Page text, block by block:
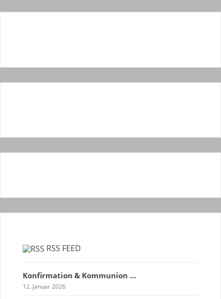
RSS FEED
Konfirmation & Kommunion …
12. Januar 2026